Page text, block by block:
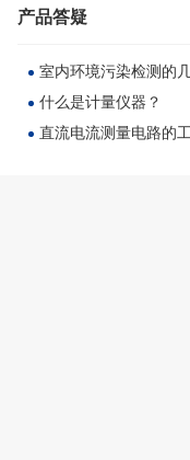
产品答疑
室内环境污染检测的
什么是计量仪器？
直流电流测量电路的